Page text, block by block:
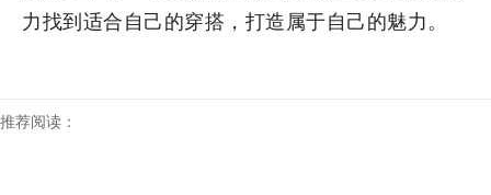
力找到适合自己的穿搭，打造属于自己的魅力。
推荐阅读：